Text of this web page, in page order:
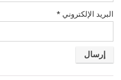
البريد الإلكتروني *